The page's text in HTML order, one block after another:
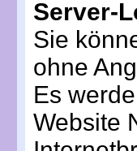
Server-
Sie
ohne
Es
Website